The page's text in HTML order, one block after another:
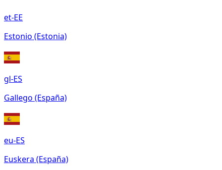
et-EE
Estonio (Estonia)
gl-ES
Gallego (España)
eu-ES
Euskera (España)